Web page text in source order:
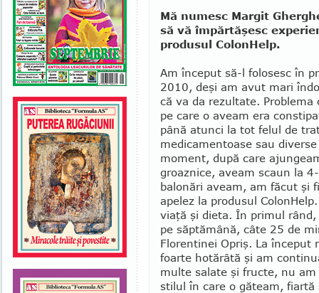
Mă numesc Margit
să vă îm­părtăşesc
produsul ColonHelp.
Am început să-l folosesc în
2010, deşi am avut mari
că va da rezultate. Problema
pe care o aveam era
până atunci la tot felul de
medicamentoase sau
moment, după care
groaznice, aveam scaun la
balonări aveam, am făcut şi
apelez la produsul
viaţă şi dieta. În primul
pe săptămână, câte 25 de
Florentinei Opriş. La început
foarte hotărâtă şi am
multe salate şi fructe, nu
stilul în care o găteam,